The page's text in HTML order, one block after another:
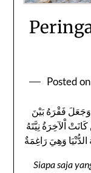
Posted on
وَجَعَلَ فَقْرَهُ بَيْنَ
اْلآخِرَةُ نِيَّتَهُ
وَهِيَ رَاغِمَةٌ
Siapa saja